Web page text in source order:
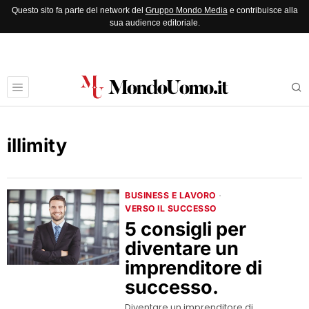
Questo sito fa parte del network del Gruppo Mondo Mediae contribuisce alla
sua audience editoriale.
illimity
BUSINESS E LAVORO ·
VERSO IL SUCCESSO
5 consigli per
diventare un
imprenditore di
successo.